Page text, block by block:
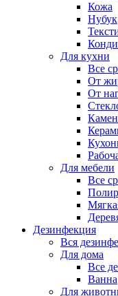
Кожа
Нубук
Для кухни
Все
От
От
Для мебели
Все
Дезинфекция
Вся
Для дома
Все
Ванна
Для